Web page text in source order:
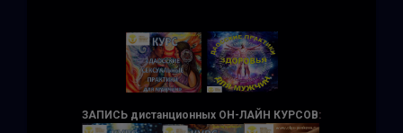
ЗАПИСЬ дистанционных ОН-ЛАЙН КУРСОВ: